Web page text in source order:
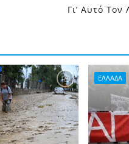
Γι’ Αυτό
ΕΛΛΑΔΑ